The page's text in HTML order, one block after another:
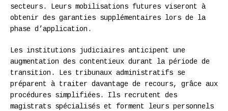
secteurs. Leurs mobilisations futures viseront à
obtenir des garanties supplémentaires lors de la
phase d’application.
Les institutions judiciaires anticipent une
augmentation des contentieux durant la période de
transition. Les tribunaux administratifs se
préparent à traiter davantage de recours, grâce aux
procédures simplifiées. Ils recrutent des
magistrats spécialisés et forment leurs personnels